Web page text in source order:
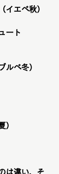
イエベ秋）
ート
ルベ冬）
）
は違い、そ